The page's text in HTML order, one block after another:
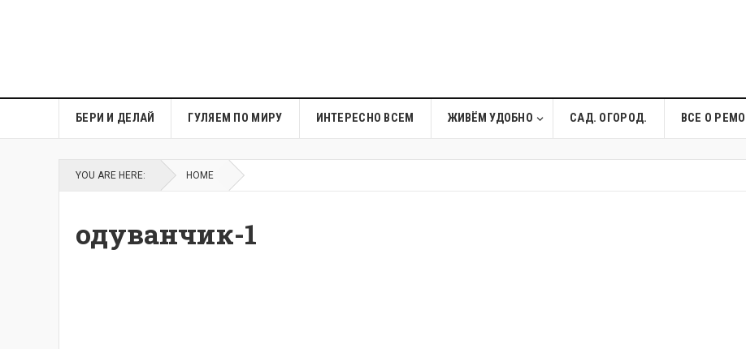
БЕРИ И ДЕЛАЙ ГУЛЯЕМ ПО МИРУ ИНТЕРЕСНО ВСЕМ ЖИВЁМ УДОБНО САД. ОГОРОД. ВСЕ О
YOU ARE HERE: HOME
одуванчик-1